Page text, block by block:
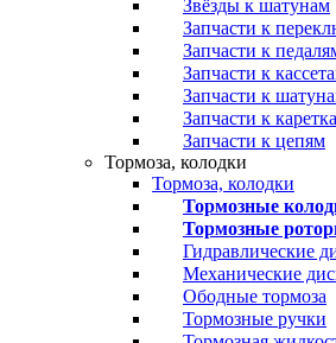
Звёзды к шатунам
Запчасти к
Запчасти к
Запчасти к
Запчасти к
Запчасти к
Запчасти к цепям
Тормоза, колодки
Тормоза, колодки
Тормозные
Тормозные
Гидравлические
Механические
Ободные тормоза
Тормозные ручки